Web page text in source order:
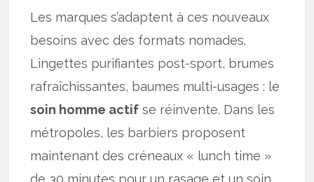
Les marques s’adaptent à ces nouveaux
besoins avec des formats nomades.
Lingettes purifiantes post-sport, brumes
rafraîchissantes, baumes multi-usages : le
soin homme actif se réinvente. Dans les
métropoles, les barbiers proposent
maintenant des créneaux « lunch time »
de 30 minutes pour un rasage et un soin